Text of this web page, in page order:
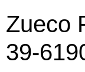
Zueco
39-